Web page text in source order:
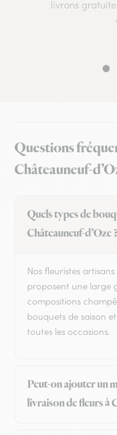
livrons
Questions
Châteauneuf-
Quels types de
Châteauneuf-d’Oze
Nos fleuristes
proposent une large
compositions
bouquets de saison
toutes les occasions.
Peut-on ajouter un
livraison de fleurs à